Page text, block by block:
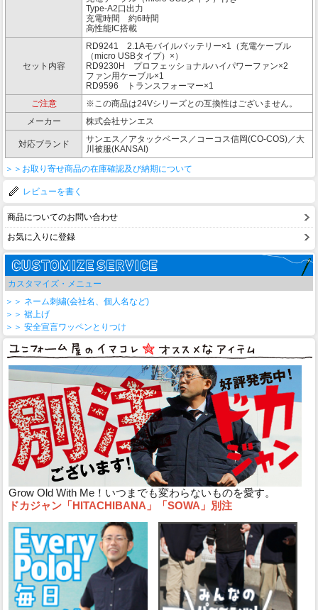
Type-A2口出力
充電時間 約6時間
高性能IC搭載
セット内容
RD9241 2.1Aモバイルバッテリー×1（充電ケーブル
（micro USBタイプ）×）
RD9230H プロフェッショナルハイパワーファン×2
ファン用ケーブル×1
RD9596 トランスフォーマー×1
ご注意
※この商品は24Vシリーズとの互換性はございません。
メーカー
株式会社サンエス
対応ブランド
サンエス／アタックベース／コーコス信岡(CO-COS)／大
川被服(KANSAI)
＞＞お取り寄せ商品の在庫確認及び納期について
レビューを書く
商品についてのお問い合わせ
お気に入りに登録
カスタマイズ・メニュー
＞＞ ネーム刺繍(会社名、個人名など)
＞＞ 裾上げ
＞＞ 安全宣言ワッペンとりつけ
Grow Old With Me！いつまでも変わらないものを愛す。
ドカジャン「HITACHIBANA」「SOWA」別注